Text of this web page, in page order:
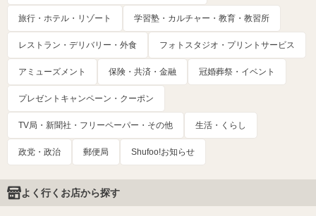
旅行・ホテル・リゾート 学習塾・カルチャー・教育・教習所
レストラン・デリバリー・外食 フォトスタジオ・プリントサービス
アミューズメント 保険・共済・金融 冠婚葬祭・イベント
プレゼントキャンペーン・クーポン
TV局・新聞社・フリーペーパー・その他 生活・くらし
政党・政治 郵便局 Shufoo!お知らせ
よく行くお店から探す